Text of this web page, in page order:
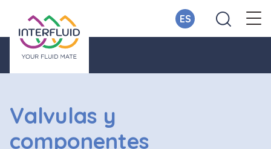
ES
Valvulas y
componentes